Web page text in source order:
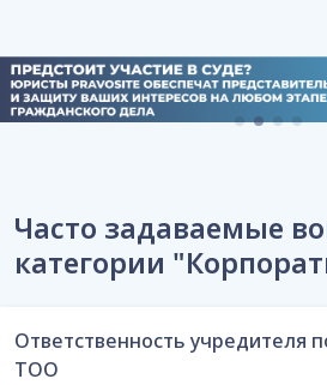
Часто задаваемые
категории
Ответственность учредителя
ТОО